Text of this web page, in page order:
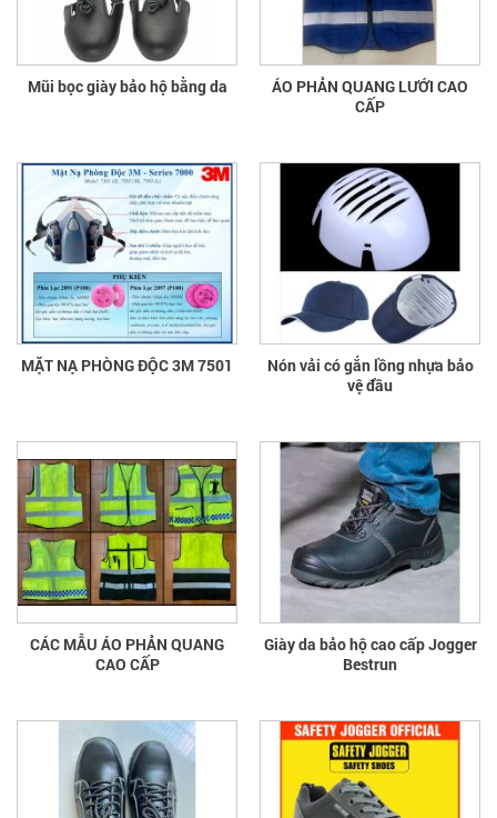
Mũi bọc giày bảo hộ bằng da
ÁO PHẢN QUANG LƯỚI CAO
CẤP
MẶT NẠ PHÒNG ĐỘC 3M 7501
Nón vải có gắn lồng nhựa bảo
vệ đầu
CÁC MẪU ÁO PHẢN QUANG
CAO CẤP
Giày da bảo hộ cao cấp Jogger
Bestrun